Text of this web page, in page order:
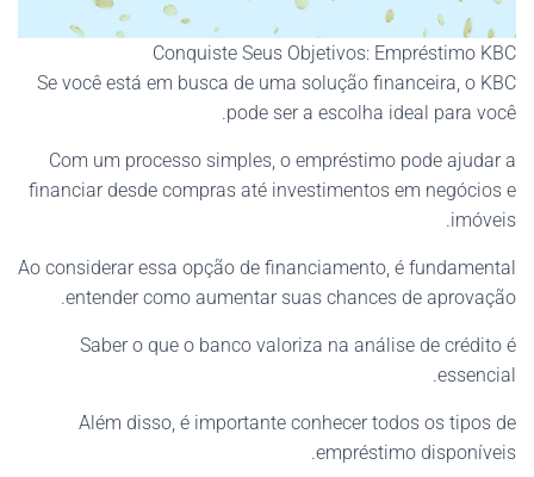
Conquiste Seus Objetivos: Empréstimo KBC
Se você está em busca de uma solução financeira, o KBC
pode ser a escolha ideal para você.
Com um processo simples, o empréstimo pode ajudar a
financiar desde compras até investimentos em negócios e
imóveis.
Ao considerar essa opção de financiamento, é fundamental
entender como aumentar suas chances de aprovação.
Saber o que o banco valoriza na análise de crédito é
essencial.
Além disso, é importante conhecer todos os tipos de
empréstimo disponíveis.